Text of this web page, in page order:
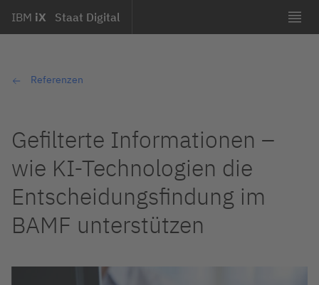
IBM iX Staat Digital
Referenzen
Gefilterte Informationen –
wie KI-Technologien die
Entscheidungsfindung im
BAMF unterstützen